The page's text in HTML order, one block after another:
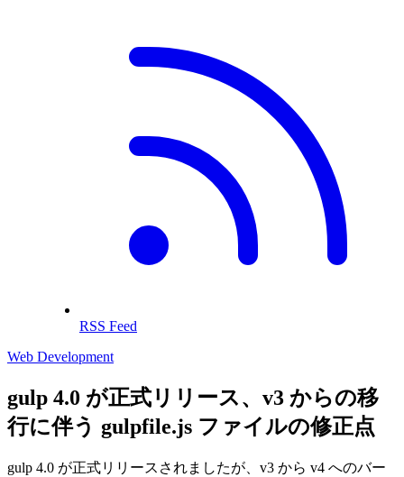
RSS Feed
Web Development
gulp 4.0 が正式リリース、v3 からの移
行に伴う gulpfile.js ファイルの修正点
gulp 4.0 が正式リリースされましたが、v3 から v4 へのバー